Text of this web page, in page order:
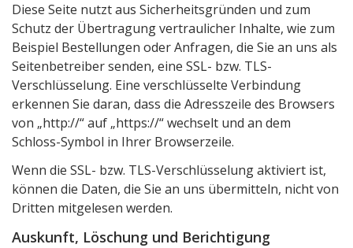
Diese Seite nutzt aus Sicherheitsgründen und zum
Schutz der Übertragung vertraulicher Inhalte, wie zum
Beispiel Bestellungen oder Anfragen, die Sie an uns als
Seitenbetreiber senden, eine SSL- bzw. TLS-
Verschlüsselung. Eine verschlüsselte Verbindung
erkennen Sie daran, dass die Adresszeile des Browsers
von „http://“ auf „https://“ wechselt und an dem
Schloss-Symbol in Ihrer Browserzeile.
Wenn die SSL- bzw. TLS-Verschlüsselung aktiviert ist,
können die Daten, die Sie an uns übermitteln, nicht von
Dritten mitgelesen werden.
Auskunft, Löschung und Berichtigung